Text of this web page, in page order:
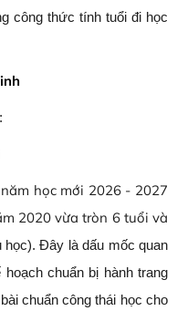
công thức tính tuổi đi học
học mới 2026 - 2027
2020 vừa tròn 6 tuổi và
học). Đây là dấu mốc quan
chuẩn bị hành trang
chuẩn công thái học cho